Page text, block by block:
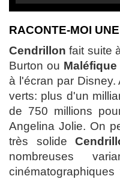
RACONTE-MOI
Cendrillon fait suite
Burton ou Maléfique
à l'écran par
verts: plus d'un
de 750 millions
Angelina Jolie. On
très solide
nombreuses